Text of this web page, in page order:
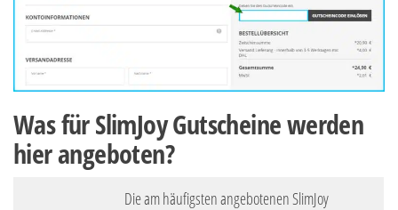
Was für SlimJoy Gutscheine werden
hier angeboten?
Die am häufigsten angebotenen SlimJoy